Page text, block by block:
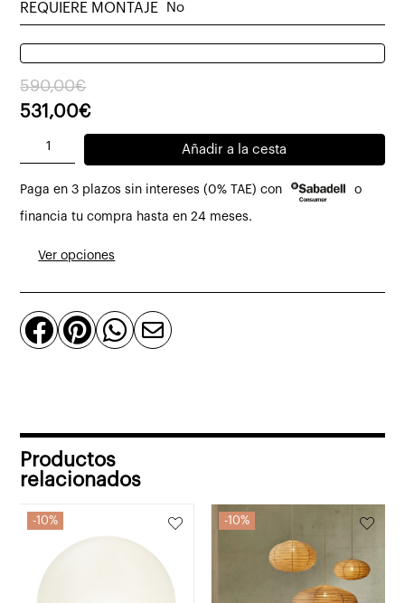
REQUIERE MONTAJE No
590,00€
El
precio
original
era:
590,00€.
531,00€
El
precio
es:
531,00€.
Aplique
pared
Maap
cantidad
Añadir a la cesta
Paga en 3 plazos sin intereses (0% TAE) con o
financia tu compra hasta en 24 meses.
Ver opciones
   
Productos
relacionados
10% 10%